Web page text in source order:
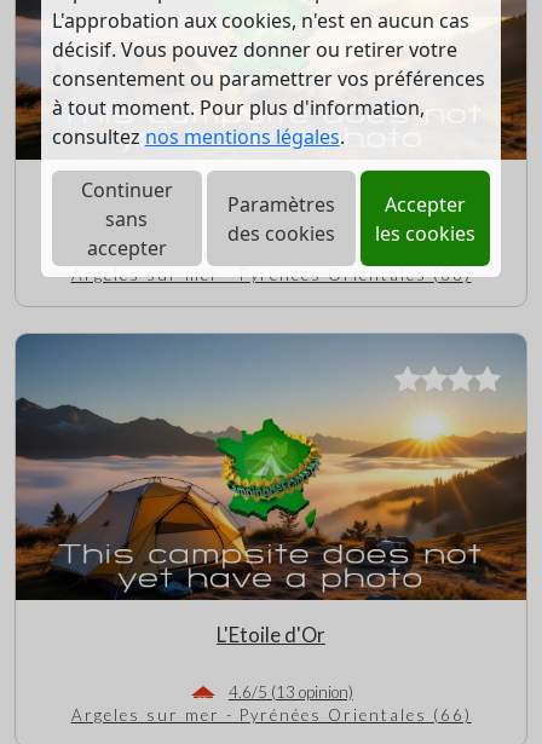
L'approbation aux cookies, n'est en aucun cas
décisif. Vous pouvez donner ou retirer votre
consentement ou paramettrer vos préférences
à tout moment. Pour plus d'information,
consultez nos mentions légales.
Continuer
sans
accepter
Paramètres
des cookies
Accepter
les cookies
Le Carrefour
Argeles sur mer - Pyrénées Orientales (66)
L'Etoile d'Or
4.6/5 (13 opinion)
Argeles sur mer - Pyrénées Orientales (66)